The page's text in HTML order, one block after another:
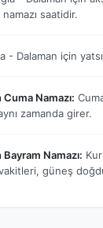
saatidir.
- Dalaman için
Namazı:
zamanda girer.
Namazı:
vakitleri, güneş